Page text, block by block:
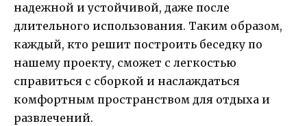
надежной и устойчивой, даже после
длительного использования. Таким образом,
каждый, кто решит построить беседку по
нашему проекту, сможет с легкостью
справиться с сборкой и наслаждаться
комфортным пространством для отдыха и
развлечений.